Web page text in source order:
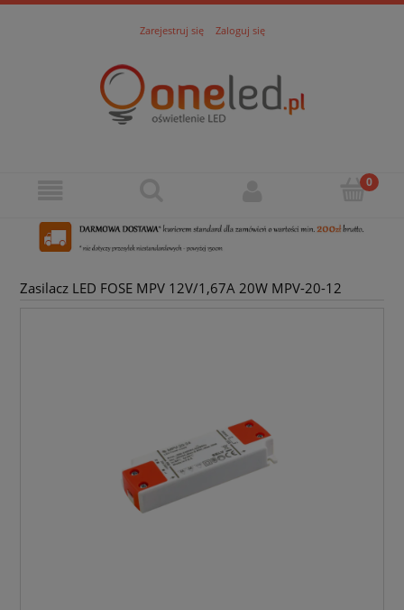
Zarejestruj się Zaloguj się
Zasilacz LED FOSE MPV 12V/1,67A 20W MPV-20-12